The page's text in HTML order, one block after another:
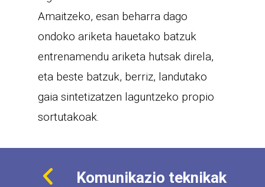
Amaitzeko, esan beharra dago
ondoko ariketa hauetako batzuk
entrenamendu ariketa hutsak direla,
eta beste batzuk, berriz, landutako
gaia sintetizatzen laguntzeko propio
sortutakoak.
Komunikazio teknikak